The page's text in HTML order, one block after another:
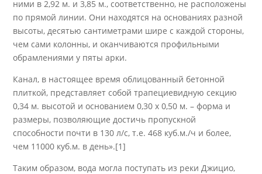
ними в 2,92 м. и 3,85 м., соответственно, не расположены
по прямой линии. Они находятся на основаниях разной
высоты, десятью сантиметрами шире с каждой стороны,
чем сами колонны, и оканчиваются профильными
обрамлениями у пяты арки.
Канал, в настоящее время облицованный бетонной
плиткой, представляет собой трапециевидную секцию
0,34 м. высотой и основанием 0,30 х 0,50 м. – форма и
размеры, позволяющие достичь пропускной
способности почти в 130 л/с, т.е. 468 куб.м./ч и более,
чем 11000 куб.м. в день».[1]
Таким образом, вода могла поступать из реки Джицио,